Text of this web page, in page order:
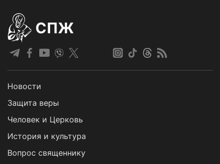
СПЖ
Новости
Защита веры
Человек и Церковь
История и культура
Вопрос священнику